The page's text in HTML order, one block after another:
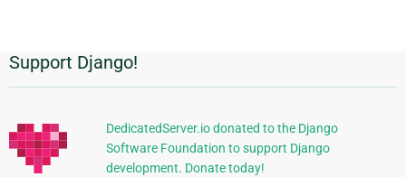
Informasi
Tambahan
Support Django!
DedicatedServer.io donated to the Django
Software Foundation to support Django
development. Donate today!